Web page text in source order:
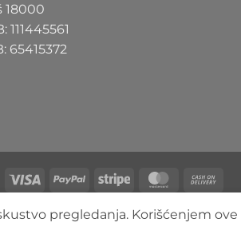
18000
111445561
65415372
Visa PayPal Stripe MasterCard
On
O NAMA BLOG FAQ KONTAKT
pregledanja. Korišćenjem ove